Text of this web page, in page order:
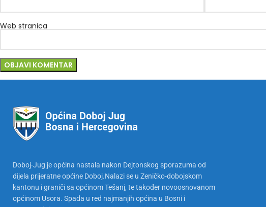
Web stranica
Doboj-Jug je općina nastala nakon Dejtonskog sporazuma od
dijela prijeratne općine Doboj.Nalazi se u Zeničko-dobojskom
kantonu i graniči sa općinom Tešanj, te također novoosnovanom
općinom Usora. Spada u red najmanjih općina u Bosni i